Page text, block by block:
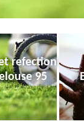
refection
95